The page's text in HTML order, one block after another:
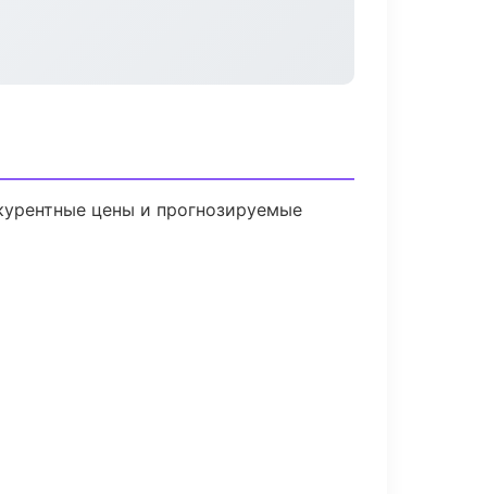
цены и прогнозируемые